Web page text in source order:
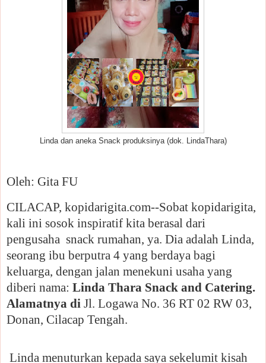
Linda dan aneka Snack produksinya (dok. LindaThara)
Oleh: Gita FU
CILACAP, kopidarigita.com--Sobat kopidarigita,
kali ini sosok inspiratif kita berasal dari
pengusaha snack rumahan, ya. Dia adalah Linda,
seorang ibu berputra 4 yang berdaya bagi
keluarga, dengan jalan menekuni usaha yang
diberi nama: Linda Thara Snack and Catering.
Alamatnya di Jl. Logawa No. 36 RT 02 RW 03,
Donan, Cilacap Tengah.
Linda menuturkan kepada saya sekelumit kisah